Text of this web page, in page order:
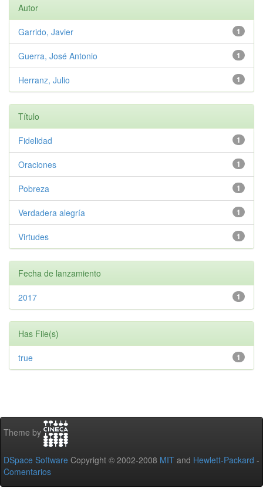
Autor
1
Garrido, Javier
1
Guerra, José Antonio
1
Herranz, Julio
Título
1
Fidelidad
1
Oraciones
1
Pobreza
1
Verdadera alegría
1
Virtudes
Fecha de lanzamiento
1
2017
Has File(s)
1
true
Theme by
DSpace Software Copyright © 2002-2008 MIT and Hewlett-Packard -
Comentarios